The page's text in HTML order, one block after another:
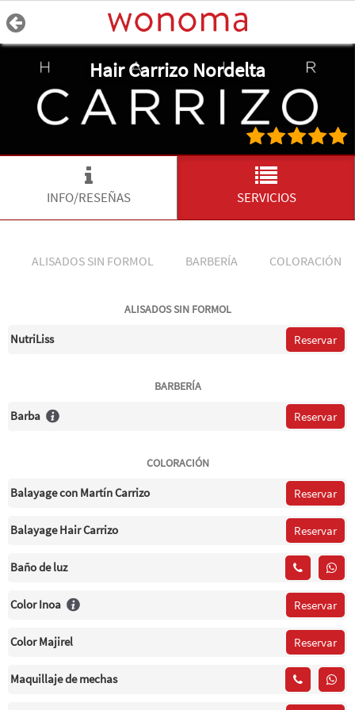
Hair Carrizo Nordelta
INFO/RESEÑAS SERVICIOS
ALISADOS SIN FORMOL BARBERÍA COLORACIÓN
ALISADOS SIN FORMOL
NutriLiss Reservar
BARBERÍA
Barba Reservar
COLORACIÓN
Balayage con Martín Carrizo Reservar
Balayage Hair Carrizo Reservar
Baño de luz
Color Inoa Reservar
Color Majirel Reservar
Maquillaje de mechas